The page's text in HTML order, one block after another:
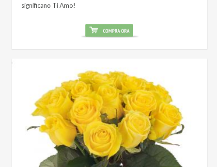
significano Ti Amo!